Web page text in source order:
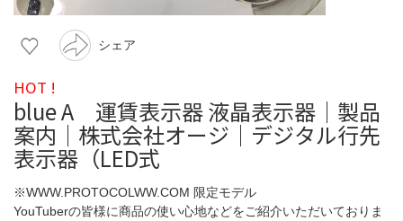
シェア
HOT !
blue A 運賃表示器 液晶表示器｜製品
案内｜株式会社オージ｜デジタル行先
表示器（LED式
※WWW.PROTOCOLWW.COM 限定モデル
YouTuberの皆様に商品の使い心地などをご紹介いただいておりま